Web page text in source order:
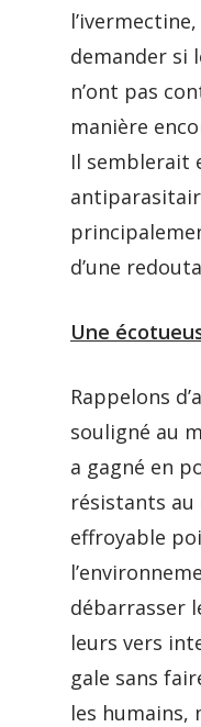
demander si
n’ont pas
manière
Il semblerait
d’une
Une
Rappelons
souligné au
a gagné en
résistants au
effroyable
débarrasser
leurs vers
gale sans
les humains,